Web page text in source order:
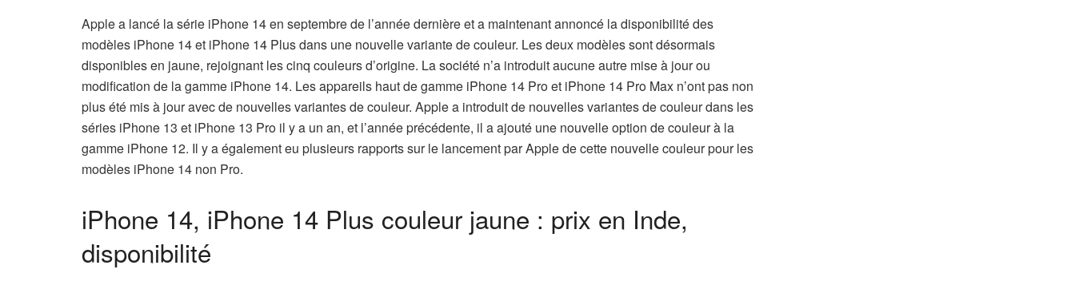
Apple a lancé la série iPhone 14 en septembre de l’année dernière et a maintenant annoncé la disponibilité des
modèles iPhone 14 et iPhone 14 Plus dans une nouvelle variante de couleur. Les deux modèles sont désormais
disponibles en jaune, rejoignant les cinq couleurs d’origine. La société n’a introduit aucune autre mise à jour ou
modification de la gamme iPhone 14. Les appareils haut de gamme iPhone 14 Pro et iPhone 14 Pro Max n’ont pas non
plus été mis à jour avec de nouvelles variantes de couleur. Apple a introduit de nouvelles variantes de couleur dans les
séries iPhone 13 et iPhone 13 Pro il y a un an, et l’année précédente, il a ajouté une nouvelle option de couleur à la
gamme iPhone 12. Il y a également eu plusieurs rapports sur le lancement par Apple de cette nouvelle couleur pour les
modèles iPhone 14 non Pro.
iPhone 14, iPhone 14 Plus couleur jaune : prix en Inde,
disponibilité